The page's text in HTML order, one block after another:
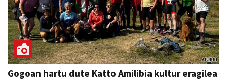
Gogoan hartu dute Katto Amilibia kultur eragilea